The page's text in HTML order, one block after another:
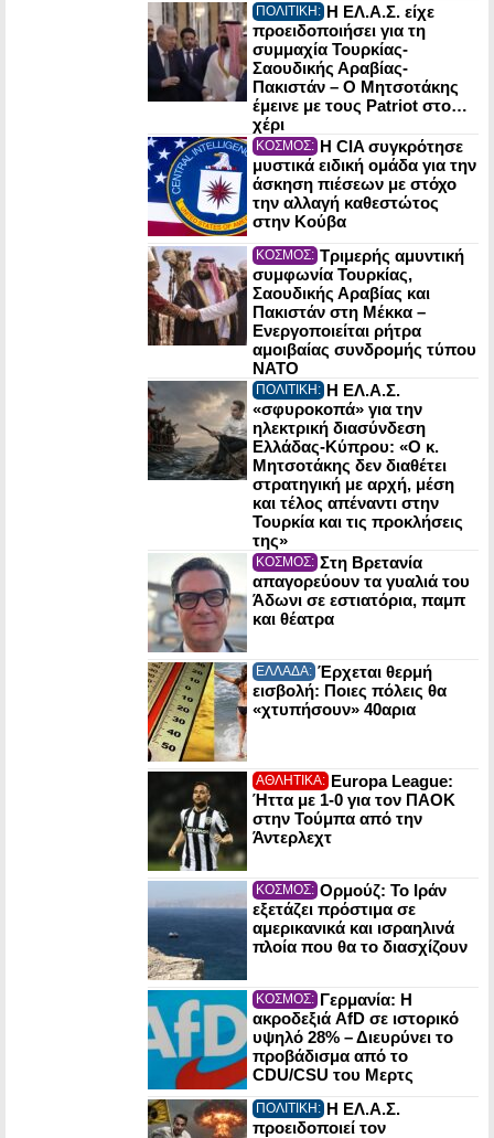
ΠΟΛΙΤΙΚΗ: Η ΕΛ.Α.Σ. είχε
προειδοποιήσει για τη
συμμαχία Τουρκίας-
Σαουδικής Αραβίας-
Πακιστάν – Ο Μητσοτάκης
έμεινε με τους Patriot στο…
χέρι
ΚΟΣΜΟΣ: Η CIA συγκρότησε
μυστικά ειδική ομάδα για την
άσκηση πιέσεων με στόχο
την αλλαγή καθεστώτος
στην Κούβα
ΚΟΣΜΟΣ: Τριμερής αμυντική
συμφωνία Τουρκίας,
Σαουδικής Αραβίας και
Πακιστάν στη Μέκκα –
Ενεργοποιείται ρήτρα
αμοιβαίας συνδρομής τύπου
NATO
ΠΟΛΙΤΙΚΗ: Η ΕΛ.Α.Σ.
«σφυροκοπά» για την
ηλεκτρική διασύνδεση
Ελλάδας-Κύπρου: «Ο κ.
Μητσοτάκης δεν διαθέτει
στρατηγική με αρχή, μέση
και τέλος απέναντι στην
Τουρκία και τις προκλήσεις
της»
ΚΟΣΜΟΣ: Στη Βρετανία
απαγορεύουν τα γυαλιά του
Άδωνι σε εστιατόρια, παμπ
και θέατρα
ΕΛΛΑΔΑ: Έρχεται θερμή
εισβολή: Ποιες πόλεις θα
«χτυπήσουν» 40αρια
ΑΘΛΗΤΙΚΑ: Europa League:
Ήττα με 1-0 για τον ΠΑΟΚ
στην Τούμπα από την
Άντερλεχτ
ΚΟΣΜΟΣ: Ορμούζ: Το Ιράν
εξετάζει πρόστιμα σε
αμερικανικά και ισραηλινά
πλοία που θα το διασχίζουν
ΚΟΣΜΟΣ: Γερμανία: Η
ακροδεξιά AfD σε ιστορικό
υψηλό 28% – Διευρύνει το
προβάδισμα από το
CDU/CSU του Μερτς
ΠΟΛΙΤΙΚΗ: Η ΕΛ.Α.Σ.
προειδοποιεί τον